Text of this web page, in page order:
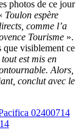
photos de ce jour
Toulon espère
comme l’a
Tourisme ».
visiblement ce
tout est mis en
Alors,
conclut avec le